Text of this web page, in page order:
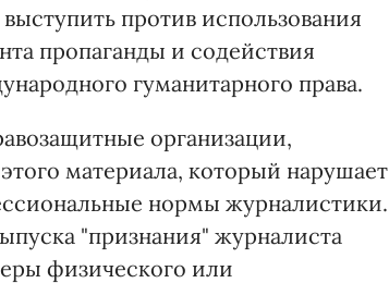
против использования
пропаганды и содействия
гуманитарного права.
организации,
материала, который нарушает
нормы журналистики.
"признания" журналиста
физического или